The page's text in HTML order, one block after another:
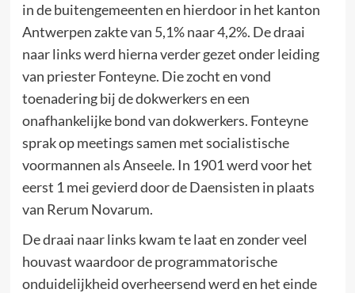
in de buitengemeenten en hierdoor in het kanton
Antwerpen zakte van 5,1% naar 4,2%. De draai
naar links werd hierna verder gezet onder leiding
van priester Fonteyne. Die zocht en vond
toenadering bij de dokwerkers en een
onafhankelijke bond van dokwerkers. Fonteyne
sprak op meetings samen met socialistische
voormannen als Anseele. In 1901 werd voor het
eerst 1 mei gevierd door de Daensisten in plaats
van Rerum Novarum.
De draai naar links kwam te laat en zonder veel
houvast waardoor de programmatorische
onduidelijkheid overheersend werd en het einde